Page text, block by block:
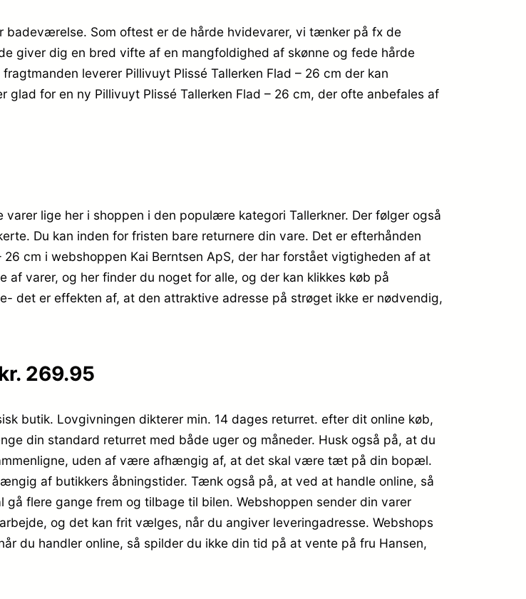
Som oftest er de hårde hvidevarer, vi tænker på fx de
giver dig en bred vifte af en mangfoldighed af skønne og fede hårde
leverer Pillivuyt Plissé Tallerken Flad – 26 cm der kan
for en ny Pillivuyt Plissé Tallerken Flad – 26 cm, der ofte anbefales af
lige her i shoppen i den populære kategori Tallerkner. Der følger også
Du kan inden for fristen bare returnere din vare. Det er efterhånden
cm i webshoppen Kai Berntsen ApS, der har forstået vigtigheden af at
varer, og her finder du noget for alle, og der kan klikkes køb på
det er effekten af, at den attraktive adresse på strøget ikke er nødvendig,
269.95
butik. Lovgivningen dikterer min. 14 dages returret. efter dit online køb,
din standard returret med både uger og måneder. Husk også på, at du
uden af være afhængig af, at det skal være tæt på din bopæl.
af butikkers åbningstider. Tænk også på, at ved at handle online, så
flere gange frem og tilbage til bilen. Webshoppen sender din varer
og det kan frit vælges, når du angiver leveringadresse. Webshops
du handler online, så spilder du ikke din tid på at vente på fru Hansen,